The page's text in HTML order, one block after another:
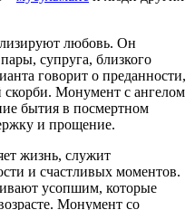
любовь. Он
супруга, близкого
говорит о преданности,
Монумент с ангелом
бытия в посмертном
и прощение.
жизнь, служит
и счастливых моментов.
усопшим, которые
Монумент со